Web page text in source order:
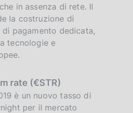
in assenza di rete. Il
la costruzione di
pagamento dedicata,
tecnologie e
rate (€STR)
è un nuovo tasso di
per il mercato